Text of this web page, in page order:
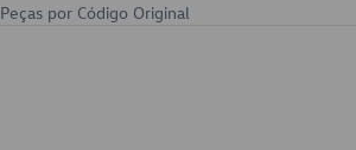
Peças por Código Original